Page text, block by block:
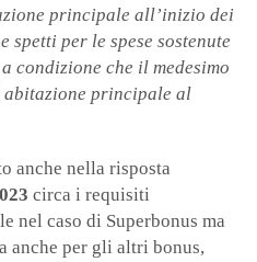
principale all’inizio dei
per le spese sostenute
condizione che il medesimo
principale al
anche nella risposta
circa i requisiti
nel caso di Superbonus ma
anche per gli altri bonus,